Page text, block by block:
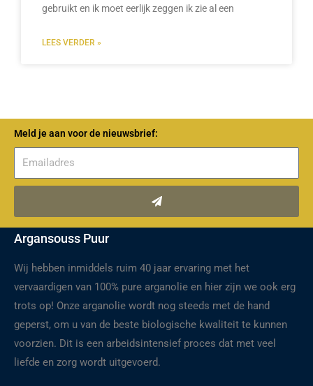
gebruikt en ik moet eerlijk zeggen ik zie al een
LEES VERDER »
Meld je aan voor de nieuwsbrief:
Verzenden
Argansouss Puur
Wij hebben inmiddels ruim 40 jaar ervaring met het
vervaardigen van 100% pure arganolie en hier zijn we ook erg
trots op! Onze arganolie wordt nog steeds met de hand
geperst, om u van de beste biologische kwaliteit te kunnen
voorzien. Dit is een arbeidsintensief proces dat met veel
liefde en zorg wordt uitgevoerd.